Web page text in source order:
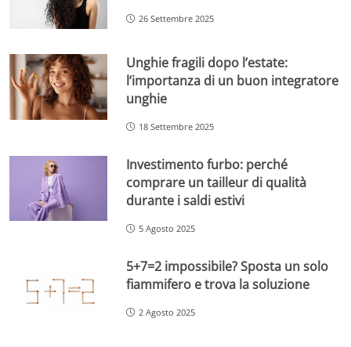
26 Settembre 2025
Unghie fragili dopo l’estate:
l’importanza di un buon integratore
unghie
18 Settembre 2025
Investimento furbo: perché
comprare un tailleur di qualità
durante i saldi estivi
5 Agosto 2025
5+7=2 impossibile? Sposta un solo
fiammifero e trova la soluzione
2 Agosto 2025